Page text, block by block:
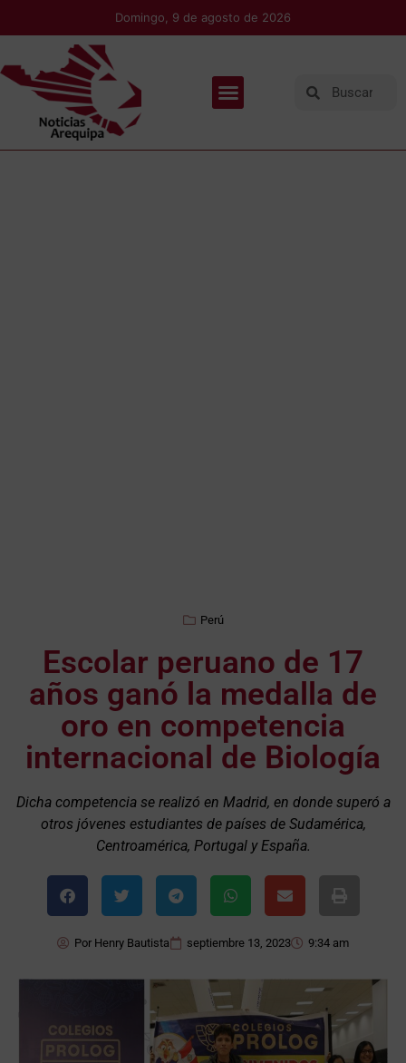
Domingo, 9 de agosto de 2026
Perú
Escolar peruano de 17
años ganó la medalla de
oro en competencia
internacional de Biología
Dicha competencia se realizó en Madrid, en donde superó a
otros jóvenes estudiantes de países de Sudamérica,
Centroamérica, Portugal y España.
Por Henry Bautista septiembre 13, 2023 9:34 am